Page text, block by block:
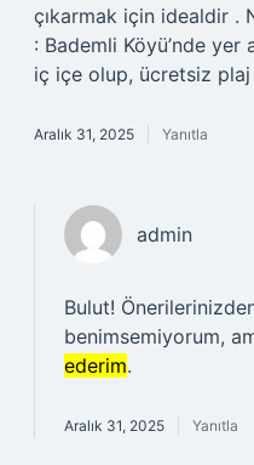
çıkarmak için idealdir .
: Bademli Köyü’nde yer
iç içe olup, ücretsiz plaj
Aralık 31, 2025 Yanıtla
admin
Bulut! Önerilerinizden
benimsemiyorum,
ederim.
Aralık 31, 2025 Yanıtla